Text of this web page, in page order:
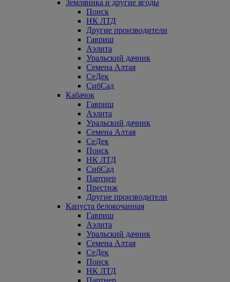
Земляника и другие ягоды
Поиск
НК ЛТД
Другие производители
Гавриш
Аэлита
Уральский дачник
Семена Алтая
СеДек
СибСад
Кабачок
Гавриш
Аэлита
Уральский дачник
Семена Алтая
СеДек
Поиск
НК ЛТД
СибСад
Партнер
Престиж
Другие производители
Капуста белокочанная
Гавриш
Аэлита
Уральский дачник
Семена Алтая
СеДек
Поиск
НК ЛТД
Партнер